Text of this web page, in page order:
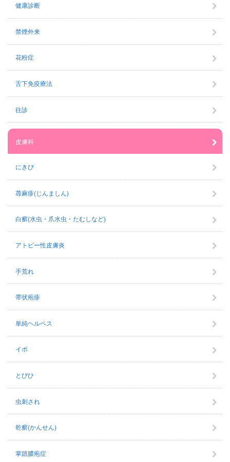
健康診断
禁煙外来
花粉症
舌下免疫療法
往診
皮膚科
にきび
蕁麻疹(じんましん)
白癬(水虫・爪水虫・たむしなど)
アトピー性皮膚炎
手荒れ
帯状疱疹
単純ヘルペス
イボ
とびひ
虫刺され
乾癬(かんせん)
掌蹠膿疱症